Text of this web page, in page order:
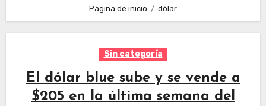
Página de inicio dólar
Sin categoría
El dólar blue sube y se vende a
$205 en la última semana del